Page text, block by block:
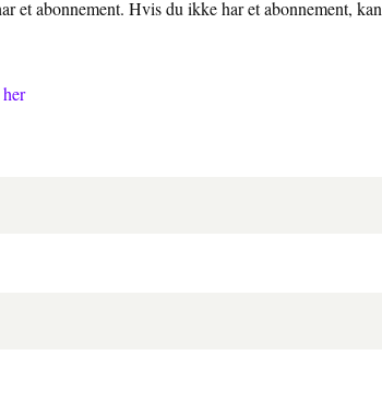
et abonnement. Hvis du ikke har et abonnement, kan